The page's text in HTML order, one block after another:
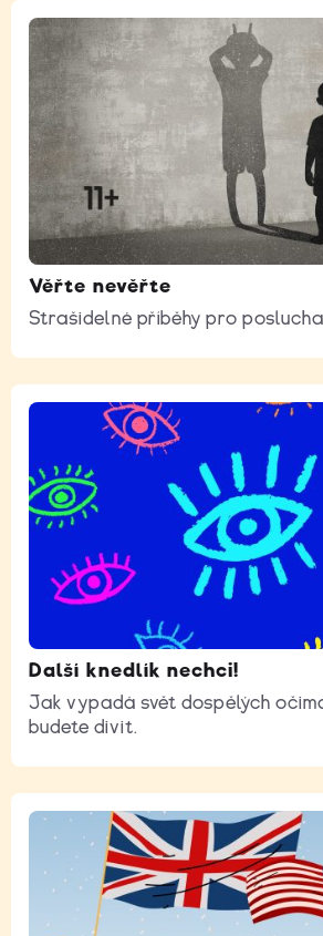
Věřte nevěřte
Strašidelné příběhy pro
Další knedlík nechci!
Jak vypadá svět dospělých
budete divit.